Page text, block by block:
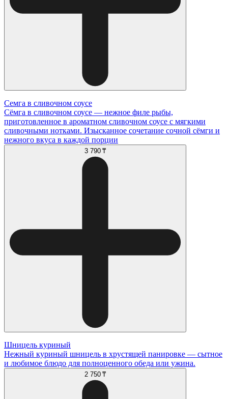
Семга в сливочном соусе
Сёмга в сливочном соусе — нежное филе рыбы,
приготовленное в ароматном сливочном соусе с мягкими
сливочными нотками. Изысканное сочетание сочной сёмги и
нежного вкуса в каждой порции
3 790 ₸
Шницель куриный
Нежный куриный шницель в хрустящей панировке — сытное
и любимое блюдо для полноценного обеда или ужина.
2 750 ₸